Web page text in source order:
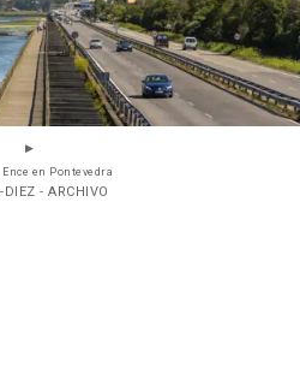
en Pontevedra
- ARCHIVO